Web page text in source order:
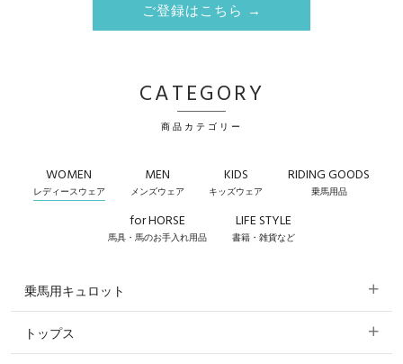
ご登録はこちら →
CATEGORY
商品カテゴリー
WOMEN
レディースウェア
MEN
メンズウェア
KIDS
キッズウェア
RIDING GOODS
乗馬用品
for HORSE
馬具・馬のお手入れ用品
LIFE STYLE
書籍・雑貨など
乗馬用キュロット
すべてのキュロット
トップス